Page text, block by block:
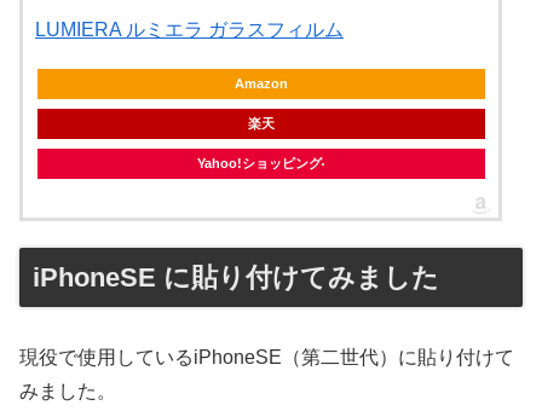
LUMIERA ルミエラ ガラスフィルム
Amazon
楽天
Yahoo!ショッピング
iPhoneSE に貼り付けてみました
現役で使用しているiPhoneSE（第二世代）に貼り付けて
みました。